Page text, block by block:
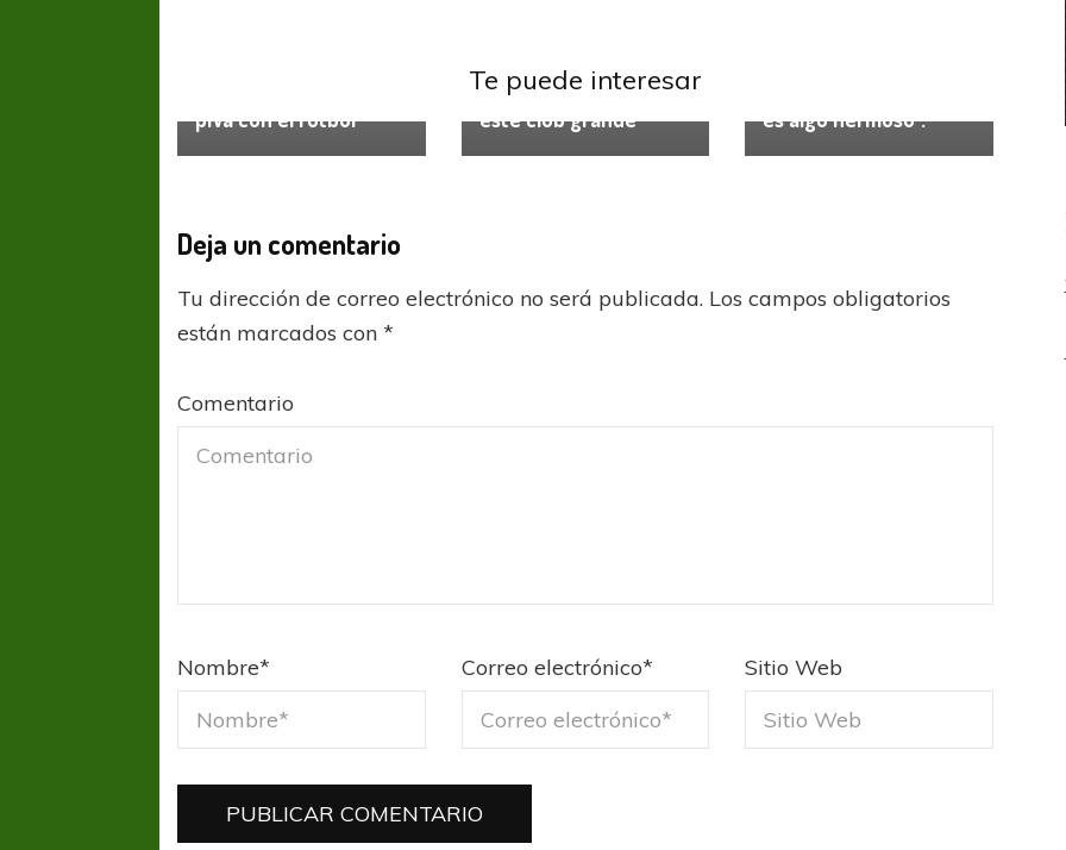
Te puede interesar
piVa con el fútbol”
genera un gran
orgullo representar a
este club grande”
es algo hermoso”.
Deja un comentario
Tu dirección de correo electrónico no será publicada. Los campos obligatorios
están marcados con*
Comentario
Nombre* Correo electrónico* Sitio Web